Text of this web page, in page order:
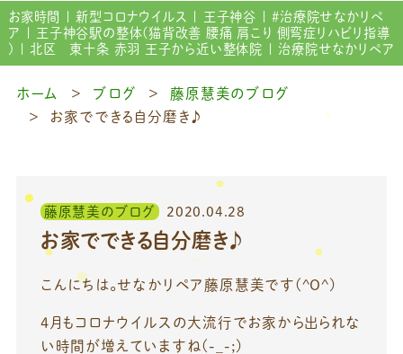
お家時間 | 新型コロナウイルス | 王子神谷 | ＃治療院せなかリペ
ア | 王子神谷駅の整体(猫背改善 腰痛 肩こり 側弯症リハビリ指導
) | 北区 東十条 赤羽 王子から近い整体院 | 治療院せなかリペア
ホーム ブログ
藤原慧美のブログ
お家でできる自分磨き♪
藤原慧美のブログ 2020.04.28
お家でできる自分磨き♪
こんにちは。せなかリペア藤原慧美です(^O^)
4月もコロナウイルスの大流行でお家から出られな
い時間が増えていますね(-_-;)